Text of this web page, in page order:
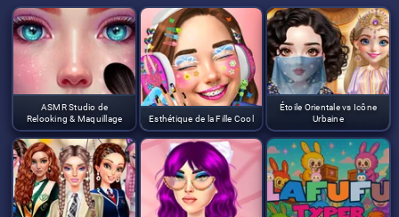
ASMR Studio de
Relooking & Maquillage
Esthétique de la Fille Cool
Étoile Orientale vs Icône
Urbaine